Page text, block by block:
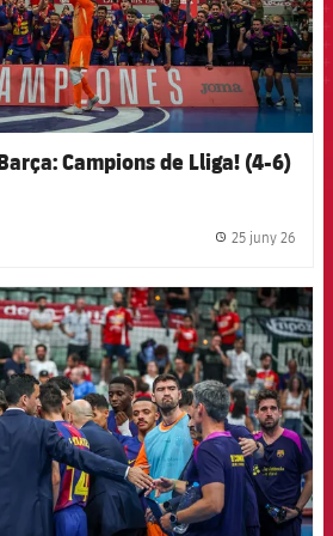
Campions de Lliga! (4-6)
25 juny 26
FCB Barcelona badge